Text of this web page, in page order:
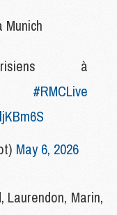
à
#RMCLive
May 6, 2026
Laurendon, Marin,